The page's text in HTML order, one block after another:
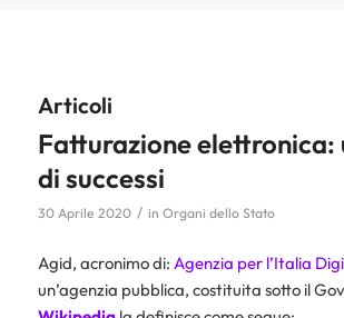
Articoli
Fatturazione elettronica:
di successi
30 Aprile 2020 / in Organi dello Stato
Agid, acronimo di: Agenzia per l’Italia
un’agenzia pubblica, costituita sotto il